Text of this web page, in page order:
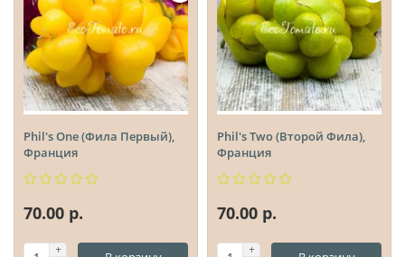
Phil's One (Фила Первый),
Франция
70.00 р.
Phil's Two (Второй Фила),
Франция
70.00 р.